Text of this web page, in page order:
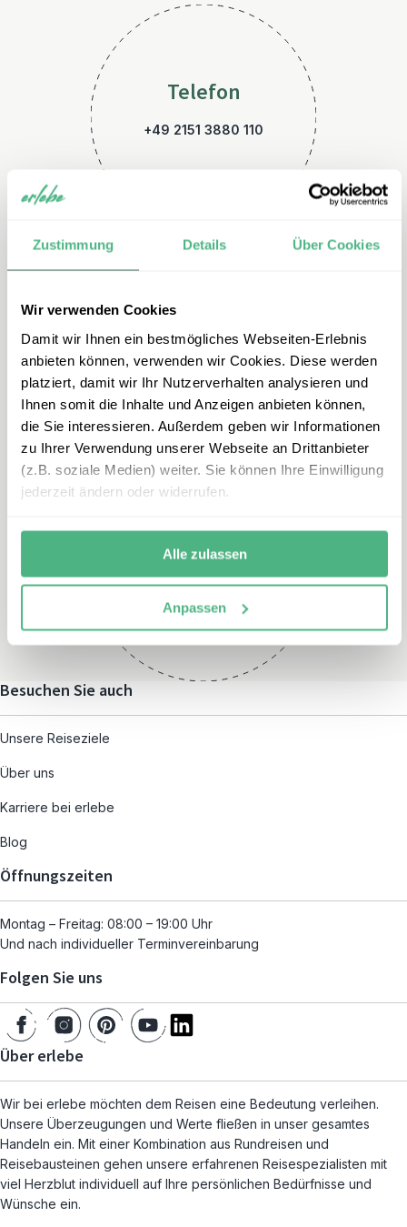
Zustimmung Details Über Cookies
Wir verwenden Cookies
Damit wir Ihnen ein bestmögliches Webseiten-Erlebnis
anbieten können, verwenden wir Cookies. Diese werden
platziert, damit wir Ihr Nutzerverhalten analysieren und
Ihnen somit die Inhalte und Anzeigen anbieten können,
die Sie interessieren. Außerdem geben wir Informationen
zu Ihrer Verwendung unserer Webseite an Drittanbieter
(z.B. soziale Medien) weiter. Sie können Ihre Einwilligung
jederzeit ändern oder widerrufen.
Alle zulassen
Anpassen
Telefon
+49 2151 3880 110
E-Mail
kambodscha@erlebe.de
Montag – Freitag:
und nach individueller
Terminvereinbarung
Besuchen Sie auch
Unsere Reiseziele
Über uns
Karriere bei erlebe
Blog
Öffnungszeiten
Montag – Freitag: 08:00 – 19:00 Uhr
Und nach individueller Terminvereinbarung
Folgen Sie uns
Über erlebe
Wir bei erlebe möchten dem Reisen eine Bedeutung verleihen.
Unsere Überzeugungen und Werte fließen in unser gesamtes
Handeln ein. Mit einer Kombination aus Rundreisen und
Reisebausteinen gehen unsere erfahrenen Reisespezialisten mit
viel Herzblut individuell auf Ihre persönlichen Bedürfnisse und
Wünsche ein.